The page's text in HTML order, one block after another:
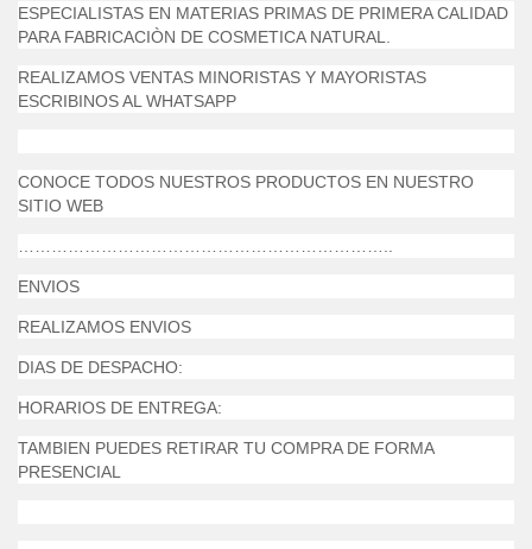
ESPECIALISTAS EN MATERIAS PRIMAS DE PRIMERA CALIDAD
PARA FABRICACIÒN DE COSMETICA NATURAL.
REALIZAMOS VENTAS MINORISTAS Y MAYORISTAS
ESCRIBINOS AL WHATSAPP
CONOCE TODOS NUESTROS PRODUCTOS EN NUESTRO
SITIO WEB
ENVIOS
REALIZAMOS ENVIOS
DIAS DE DESPACHO:
HORARIOS DE ENTREGA:
TAMBIEN PUEDES RETIRAR TU COMPRA DE FORMA
PRESENCIAL